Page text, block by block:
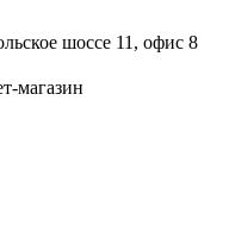
шоссе 11, офис 8
магазин